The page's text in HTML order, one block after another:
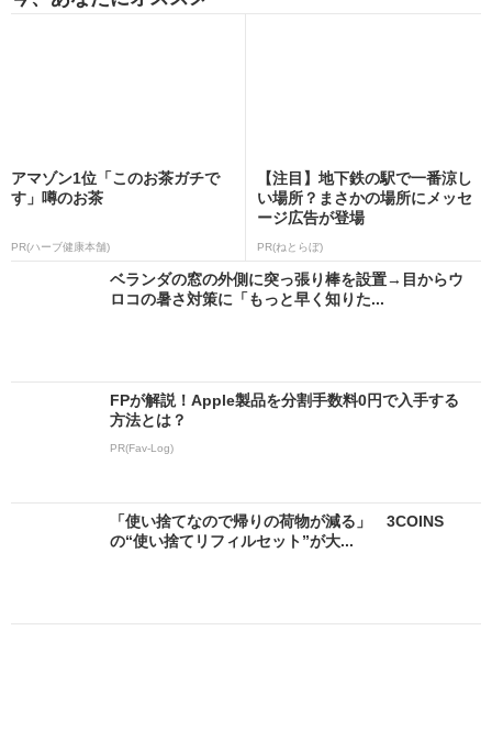
アマゾン1位「このお茶ガチで
す」噂のお茶
PR(ハーブ健康本舗)
【注目】地下鉄の駅で一番涼し
い場所？まさかの場所にメッセ
ージ広告が登場
PR(ねとらぼ)
ベランダの窓の外側に突っ張り棒を設置→目からウ
ロコの暑さ対策に「もっと早く知りた...
FPが解説！Apple製品を分割手数料0円で入手する
方法とは？
PR(Fav-Log)
「使い捨てなので帰りの荷物が減る」 3COINS
の“使い捨てリフィルセット”が大...